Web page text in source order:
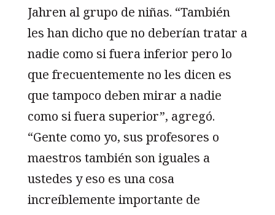
Jahren al grupo de niñas. “También
les han dicho que no deberían tratar a
nadie como si fuera inferior pero lo
que frecuentemente no les dicen es
que tampoco deben mirar a nadie
como si fuera superior”, agregó.
“Gente como yo, sus profesores o
maestros también son iguales a
ustedes y eso es una cosa
increíblemente importante de